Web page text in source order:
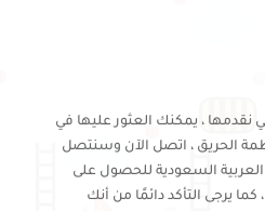
نقدمها ، يمكنك العثور عليها في
الحريق ، اتصل الآن وسنتصل
السعودية للحصول على
يرجى التأكد دائمًا من أنك